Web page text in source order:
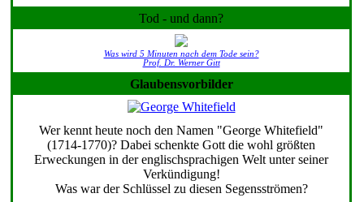
Tod - und dann?
Was wird 5 Minuten nach dem Tode sein?
Prof. Dr. Werner Gitt
Glaubensvorbilder
Wer kennt heute noch den Namen "George Whitefield"
(1714-1770)? Dabei schenkte Gott die wohl größten
Erweckungen in der englischsprachigen Welt unter seiner
Verkündigung!
Was war der Schlüssel zu diesen Segensströmen?